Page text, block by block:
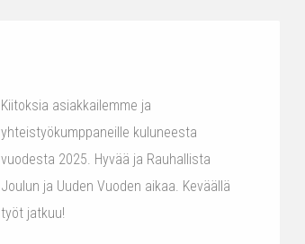
Kiitoksia asiakkailemme ja
yhteistyökumppaneille kuluneesta
vuodesta 2025. Hyvää ja Rauhallista
Joulun ja Uuden Vuoden aikaa. Keväällä
työt jatkuu!